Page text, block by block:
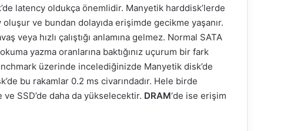
latency oldukça önemlidir. Manyetik harddisk’lerde
ve bundan dolayıda erişimde gecikme yaşanır.
veya hızlı çalıştığı anlamına gelmez. Normal SATA
yazma oranlarına baktığınız uçurum bir fark
üzerinde incelediğinizde Manyetik disk’de
bu rakamlar 0.2 ms civarındadır. Hele birde
SSD’de daha da yükselecektir. DRAM‘de ise erişim